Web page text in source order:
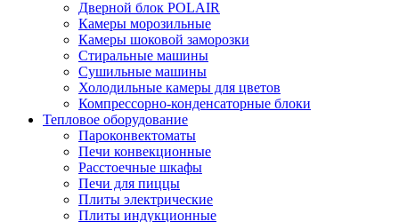
Дверной блок POLAIR
Камеры морозильные
Камеры шоковой заморозки
Стиральные машины
Сушильные машины
Холодильные камеры для цветов
Компрессорно-конденсаторные блоки
Тепловое оборудование
Пароконвектоматы
Печи конвекционные
Расстоечные шкафы
Печи для пиццы
Плиты электрические
Плиты индукционные